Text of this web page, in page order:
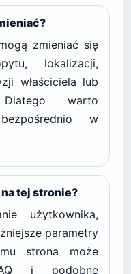
zmieniać się
lokalizacji,
właściciela lub
warto
w
na tej stronie?
użytkownika,
parametry
strona może
i podobne